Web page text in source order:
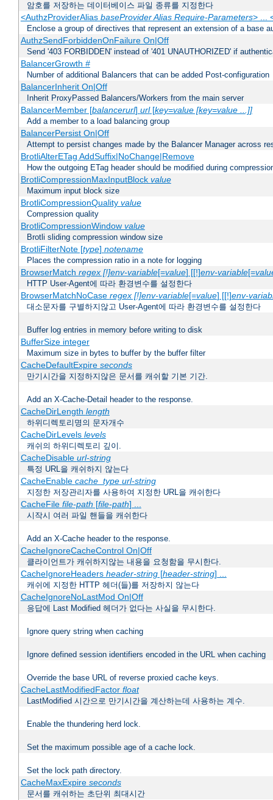
암호를 저장하는 데이터베이스 파일 종류를 지정한다
<AuthzProviderAlias baseProvider Alias Require-Parameters> ...
Enclose a group of directives that represent an extension of a base
AuthzSendForbiddenOnFailure On|Off
Send '403 FORBIDDEN' instead of '401 UNAUTHORIZED' if
BalancerGrowth #
Number of additional Balancers that can be added Post-configuration
BalancerInherit On|Off
Inherit ProxyPassed Balancers/Workers from the main server
BalancerMember [balancerurl] url[key=value [key=value ...]]
Add a member to a load balancing group
BalancerPersist On|Off
Attempt to persist changes made by the Balancer Manager across
BrotliAlterETag AddSuffix|NoChange|Remove
How the outgoing ETag header should be modified during
BrotliCompressionMaxInputBlock value
Maximum input block size
BrotliCompressionQuality value
Compression quality
BrotliCompressionWindow value
Brotli sliding compression window size
BrotliFilterNote [type] notename
Places the compression ratio in a note for logging
BrowserMatch regex [!]env-variable[=value] [[!]env-variable[=
HTTP User-Agent에 따라 환경변수를 설정한다
BrowserMatchNoCase regex [!]env-variable[=value] [[!]env-
대소문자를 구별하지않고 User-Agent에 따라 환경변수를 설정한다
Buffer log entries in memory before writing to disk
BufferSize integer
Maximum size in bytes to buffer by the buffer filter
CacheDefaultExpire seconds
만기시간을 지정하지않은 문서를 캐쉬할 기본 기간.
Add an X-Cache-Detail header to the response.
CacheDirLength length
하위디렉토리명의 문자개수
CacheDirLevels levels
캐쉬의 하위디렉토리 깊이.
CacheDisable url-string
특정 URL을 캐쉬하지 않는다
CacheEnable cache_type url-string
지정한 저장관리자를 사용하여 지정한 URL을 캐쉬한다
CacheFile file-path [file-path] ...
시작시 여러 파일 핸들을 캐쉬한다
Add an X-Cache header to the response.
CacheIgnoreCacheControl On|Off
클라이언트가 캐쉬하지않는 내용을 요청함을 무시한다.
CacheIgnoreHeaders header-string[header-string] ...
캐쉬에 지정한 HTTP 헤더(들)를 저장하지 않는다
CacheIgnoreNoLastMod On|Off
응답에 Last Modified 헤더가 없다는 사실을 무시한다.
Ignore query string when caching
Ignore defined session identifiers encoded in the URL when caching
Override the base URL of reverse proxied cache keys.
CacheLastModifiedFactor float
LastModified 시간으로 만기시간을 계산하는데 사용하는 계수.
Enable the thundering herd lock.
Set the maximum possible age of a cache lock.
Set the lock path directory.
CacheMaxExpire seconds
문서를 캐쉬하는 초단위 최대시간